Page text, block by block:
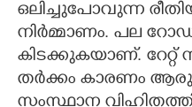
ZOOM
CONTACT US
ഒലിച്ചുപോവുന്ന
നിർമ്മാണം. പല
കിടക്കുകയാണ്. റേറ്റ്
തർക്കം കാരണം ആരും